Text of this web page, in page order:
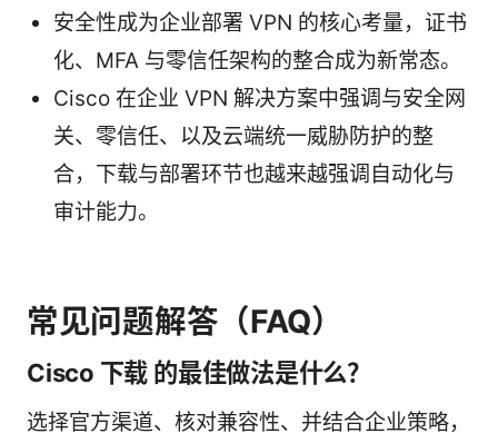
安全性成为企业部署 VPN 的核心考量，证书
化、MFA 与零信任架构的整合成为新常态。
Cisco 在企业 VPN 解决方案中强调与安全网
关、零信任、以及云端统一威胁防护的整
合，下载与部署环节也越来越强调自动化与
审计能力。
常见问题解答（FAQ）
Cisco 下载 的最佳做法是什么？
选择官方渠道、核对兼容性、并结合企业策略，